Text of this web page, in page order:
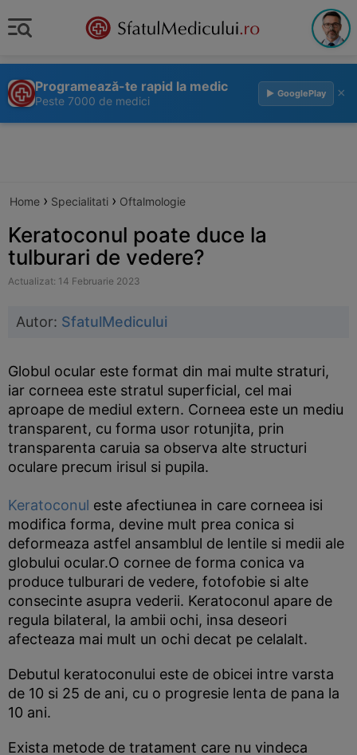
Programează-te rapid la medic
Peste 7000 de medici
▶ GooglePlay ×
Home › Specialitati › Oftalmologie
Keratoconul poate duce la
tulburari de vedere?
Actualizat: 14 Februarie 2023
Autor: SfatulMedicului
Globul ocular este format din mai multe straturi,
iar corneea este stratul superficial, cel mai
aproape de mediul extern. Corneea este un mediu
transparent, cu forma usor rotunjita, prin
transparenta caruia sa observa alte structuri
oculare precum irisul si pupila.
Keratoconul este afectiunea in care corneea isi
modifica forma, devine mult prea conica si
deformeaza astfel ansamblul de lentile si medii ale
globului ocular.O cornee de forma conica va
produce tulburari de vedere, fotofobie si alte
consecinte asupra vederii. Keratoconul apare de
regula bilateral, la ambii ochi, insa deseori
afecteaza mai mult un ochi decat pe celalalt.
Debutul keratoconului este de obicei intre varsta
de 10 si 25 de ani, cu o progresie lenta de pana la
10 ani.
Exista metode de tratament care nu vindeca